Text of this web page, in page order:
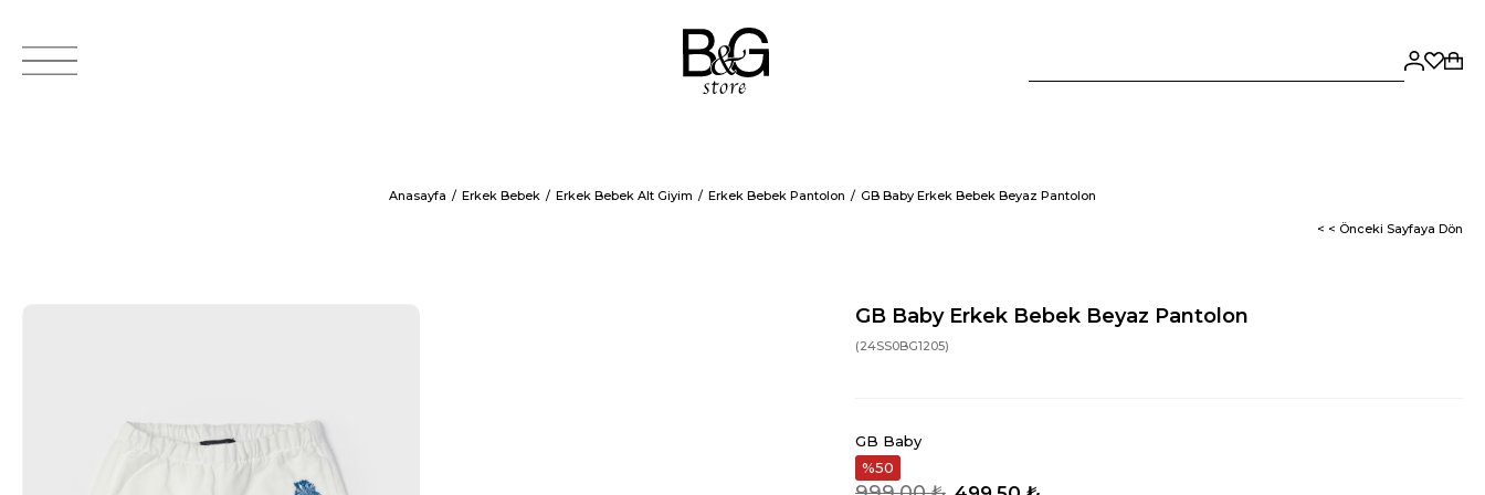
Anasayfa Erkek Bebek Erkek Bebek Alt Giyim Erkek Bebek Pantolon GB Baby Erkek Bebek Beyaz Pantolon
< < Önceki Sayfaya Dön
GB Baby Erkek Bebek Beyaz Pantolon
(24SS0BG1205)
GB Baby
50